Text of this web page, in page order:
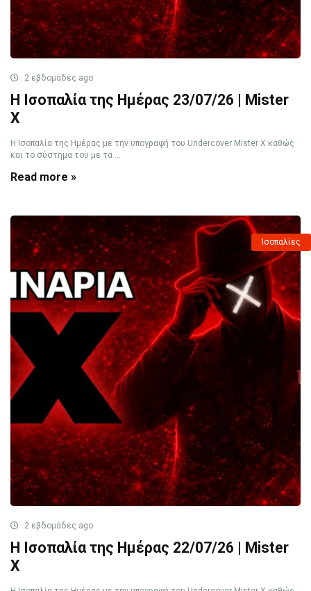
2 εβδομάδες ago
Η Ισοπαλία της Ημέρας 23/07/26 | Mister
X
Η Ισοπαλία της Ημέρας με την υπογραφή του Undercover Mister X καθώς
και το σύστημα του με τα ...
Read more »
Ισοπαλίες
2 εβδομάδες ago
Η Ισοπαλία της Ημέρας 22/07/26 | Mister
X